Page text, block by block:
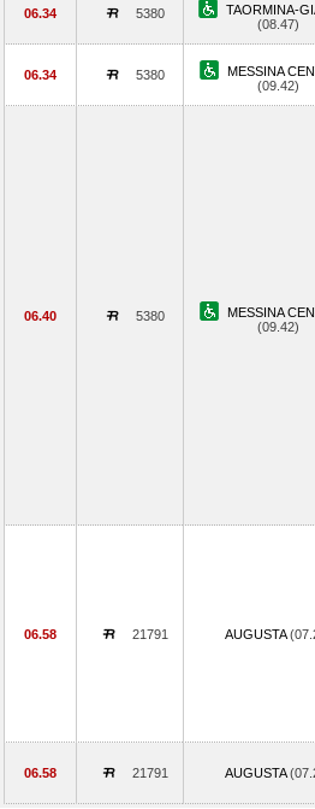
06.34 5380
TAORMINA-
(08.47)
06.34 5380
MESSINA
(09.42)
06.40 5380
MESSINA
(09.42)
06.58 21791 AUGUSTA
06.58 21791 AUGUSTA